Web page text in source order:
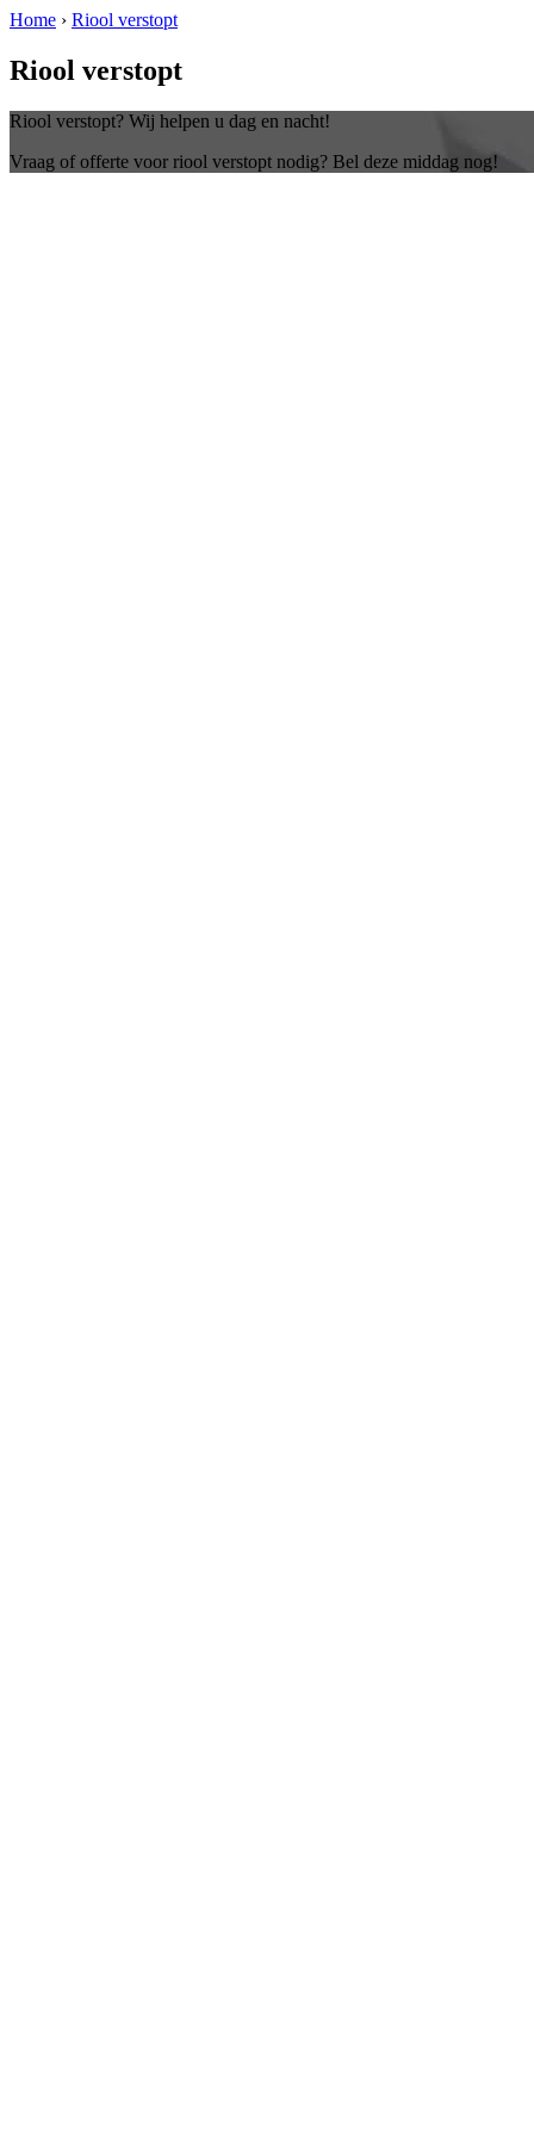
Home › Riool verstopt
Riool verstopt
Riool verstopt? Wij helpen u dag en nacht!
Vraag of offerte voor riool verstopt nodig? Bel deze middag nog!